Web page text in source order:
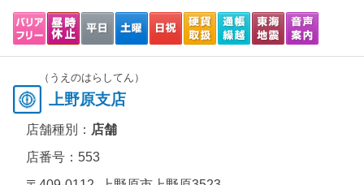
（うえのはらしてん）
上野原支店
店舗種別： 店舗
店番号：553